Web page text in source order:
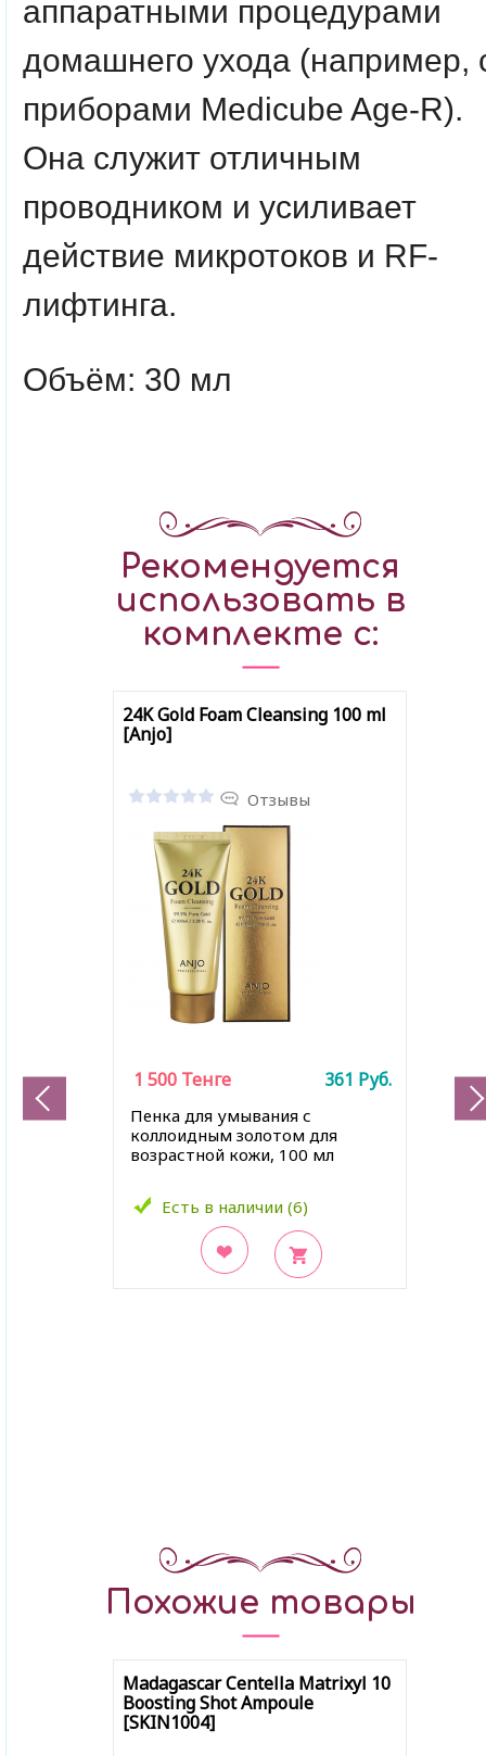
аппаратными процедурами
домашнего ухода (например,
приборами Medicube Age-R).
Она служит отличным
проводником и усиливает
действие микротоков и RF-
лифтинга.
Объём: 30 мл
Рекомендуется
использовать в
комплекте с:
24K Gold Foam Cleansing 100 ml
[Anjo]
Отзывы
Пенка для умывания с
коллоидным золотом для
возрастной кожи, 100 мл
Есть в наличии (6)
1 500 Тенге 361 Руб.
Похожие товары
Madagascar Centella Matrixyl 10
Boosting Shot Ampoule
[SKIN1004]